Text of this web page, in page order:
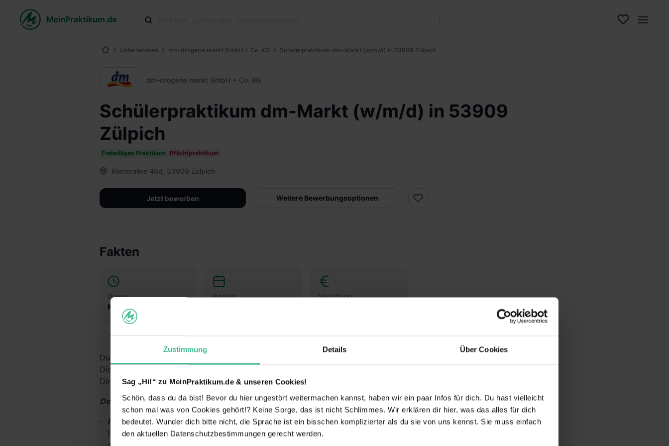
Zustimmung Details Über Cookies
Sag „Hi!“ zu MeinPraktikum.de & unseren Cookies!
Schön, dass du da bist! Bevor du hier ungestört weitermachen kannst, haben wir ein paar Infos für dich. Du hast vielleicht
schon mal was von Cookies gehört!? Keine Sorge, das ist nicht Schlimmes. Wir erklären dir hier, was das alles für dich
bedeutet. Wunder dich bitte nicht, die Sprache ist ein bisschen komplizierter als du sie von uns kennst. Sie muss einfach
den aktuellen Datenschutzbestimmungen gerecht werden.
Unternehmen dm-drogerie markt GmbH + Co. KG Schülerpraktikum dm-Markt (w/m/d) in 53909 Zülpich
dm-drogerie markt GmbH + Co. KG
Schülerpraktikum dm-Markt (w/m/d) in 53909
Zülpich
Freiwilliges Praktikum Pflichtpraktikum
Römerallee 48d, 53909 Zülpich
Jetzt bewerben Weitere Bewerbungsoptionen
Fakten
Dauer
Keine Angabe
Beginn Vergütung
Du überlegst, ob der Beruf des Drogisten oder ein duales Studium BWL-Handel für
Dich das Richtige ist? Dann schnuppere in den Drogerie-Alltag hinein und mach
Dir Dein eigenes Bild – mit Deinem Schülerpraktikum (w/m/d) im dm-Markt.
Deine Aufgaben und Lerninhalte
Alltag im dm-Markt kennenlernen:Während Deines Praktikums schaust Du
hinter die Kulissen und erfährst, welche Aufgaben im Arbeitsalltag zu meistern